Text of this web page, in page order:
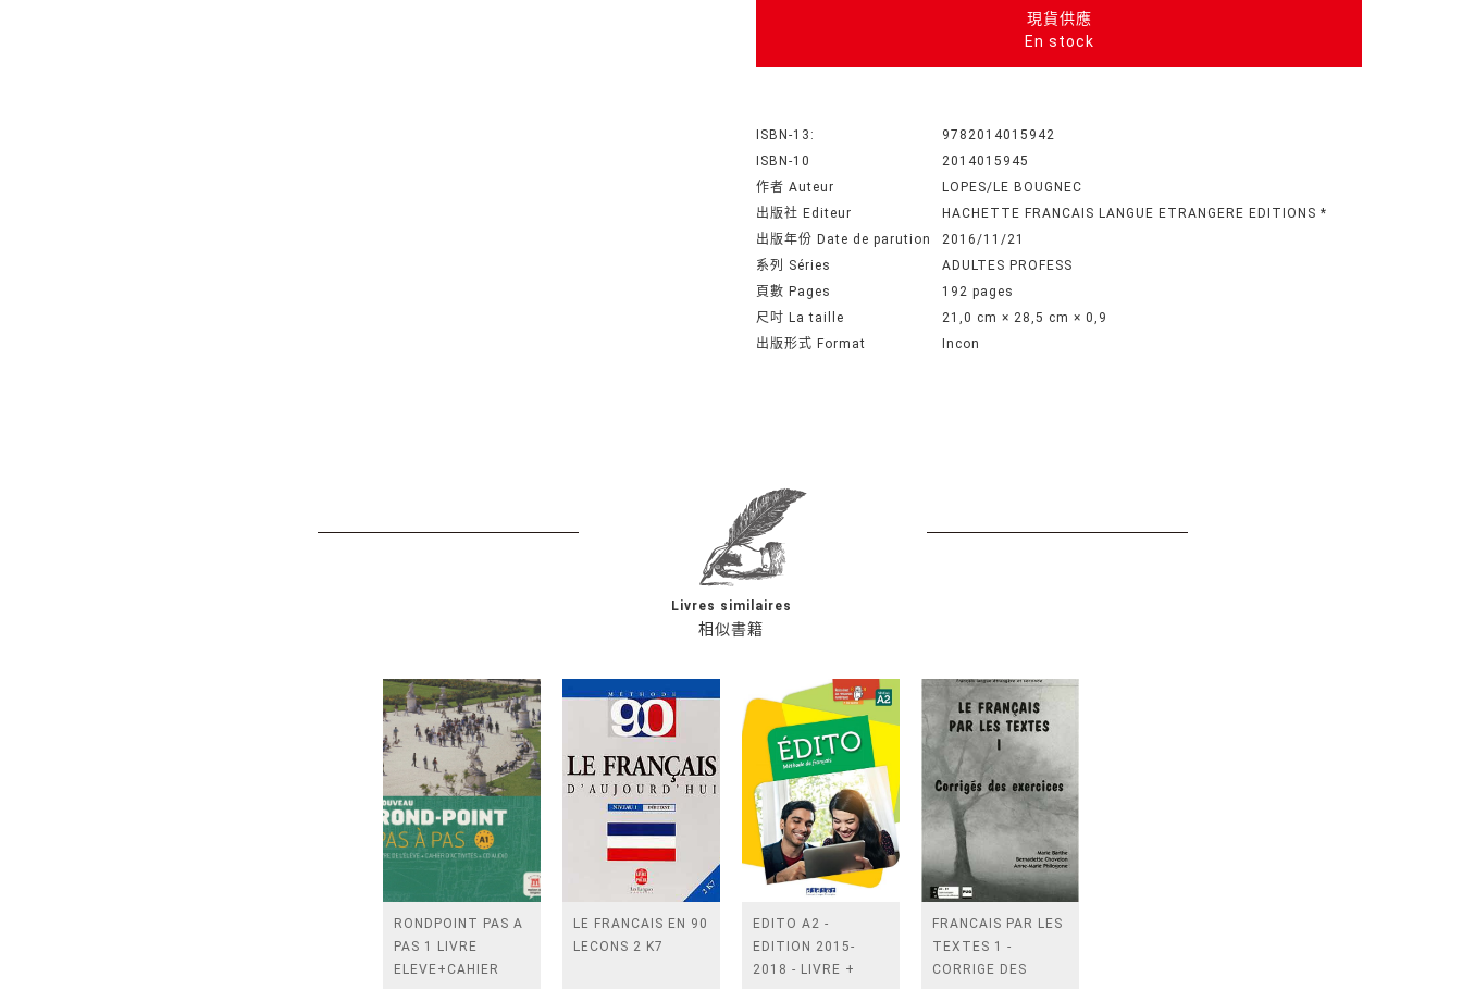
現貨供應
En stock
ISBN-13:
9782014015942
ISBN-10
2014015945
作者 Auteur
LOPES/LE BOUGNEC
出版社 Editeur
HACHETTE FRANCAIS LANGUE ETRANGERE EDITIONS *
出版年份 Date de parution
2016/11/21
系列 Séries
ADULTES PROFESS
頁數 Pages
192 pages
尺吋 La taille
21,0 cm × 28,5 cm × 0,9
出版形式 Format
Incon
相似書籍
Livres similaires
RONDPOINT PAS A
PAS 1 LIVRE
ELEVE+CAHIER
LE FRANCAIS EN 90
LECONS 2 K7
EDITO A2 -
EDITION 2015-
2018 - LIVRE +
FRANCAIS PAR LES
TEXTES 1 -
CORRIGE DES